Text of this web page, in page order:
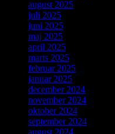
august 2025
juli 2025
juni 2025
maj 2025
april 2025
marts 2025
februar 2025
januar 2025
december 2024
november 2024
oktober 2024
september 2024